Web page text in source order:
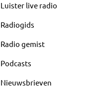
Luister live radio
Radiogids
Radio gemist
Podcasts
Nieuwsbrieven